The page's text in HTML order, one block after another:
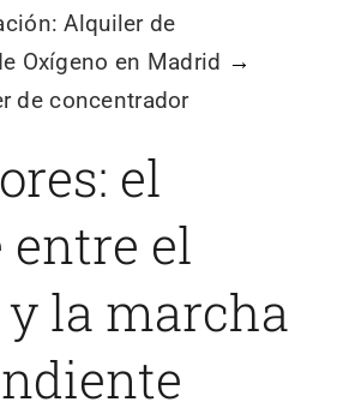
Alquiler de
Oxígeno en Madrid →
de concentrador
el
entre el
y la marcha